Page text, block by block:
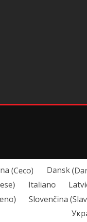
(Ceco) Dansk(
) Italiano
) Slovenčina (